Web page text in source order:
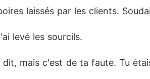
laissés par les clients.
levé les sourcils.
mais c'est de ta faute. Tu